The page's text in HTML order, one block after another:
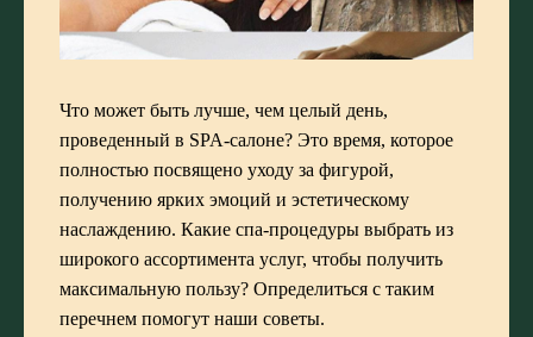
Что может быть лучше, чем целый день,
проведенный в SPA-салоне? Это время, которое
полностью посвящено уходу за фигурой,
получению ярких эмоций и эстетическому
наслаждению. Какие спа-процедуры выбрать из
широкого ассортимента услуг, чтобы получить
максимальную пользу? Определиться с таким
перечнем помогут наши советы.